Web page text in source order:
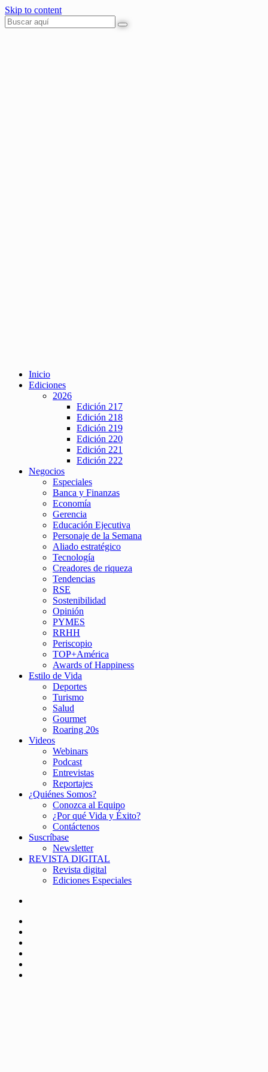
Skip to content
Inicio
Ediciones
2026
Edición 217
Edición 218
Edición 219
Edición 220
Edición 221
Edición 222
Negocios
Especiales
Banca y Finanzas
Economía
Gerencia
Educación Ejecutiva
Personaje de la Semana
Aliado estratégico
Tecnología
Creadores de riqueza
Tendencias
RSE
Sostenibilidad
Opinión
PYMES
RRHH
Periscopio
TOP+América
Awards of Happiness
Estilo de Vida
Deportes
Turismo
Salud
Gourmet
Roaring 20s
Videos
Webinars
Podcast
Entrevistas
Reportajes
¿Quiénes Somos?
Conozca al Equipo
¿Por qué Vida y Éxito?
Contáctenos
Suscríbase
Newsletter
REVISTA DIGITAL
Revista digital
Ediciones Especiales